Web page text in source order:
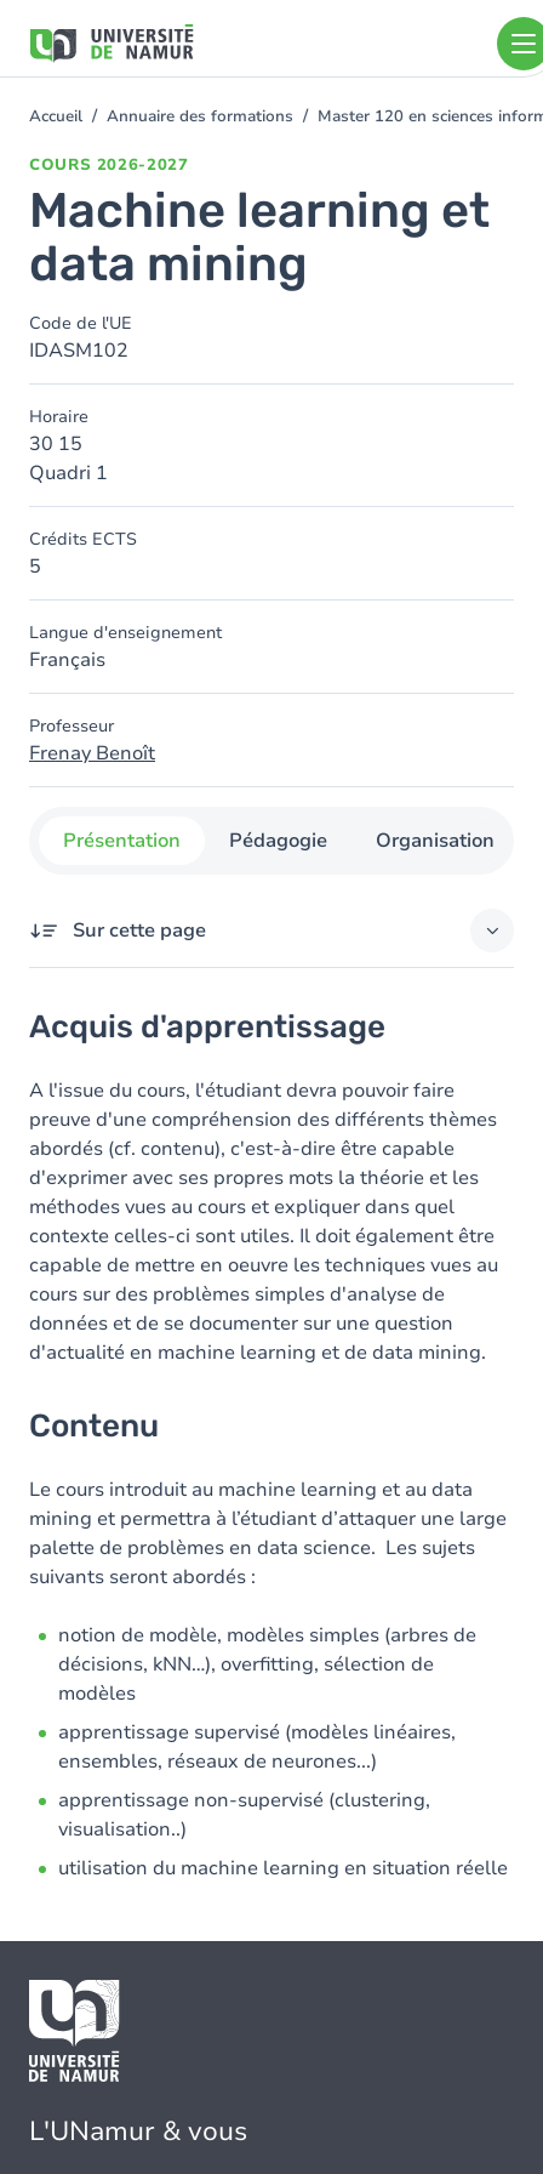
contenu
You
Accueil Annuaire des formations Master 120 en sciences
COURS 2026-2027
Machine learning et
data mining
Code de l'UE
IDASM102
Horaire
30 15
Quadri 1
Crédits ECTS
5
Langue d'enseignement
Français
Professeur
Frenay Benoît
Présentation Pédagogie Organisation
Sur cette page
Contenu
Acquis d'apprentissage
A l'issue du cours, l'étudiant devra pouvoir faire
preuve d'une compréhension des différents thèmes
abordés (cf. contenu), c'est-à-dire être capable
d'exprimer avec ses propres mots la théorie et les
méthodes vues au cours et expliquer dans quel
contexte celles-ci sont utiles. Il doit également être
capable de mettre en oeuvre les techniques vues au
cours sur des problèmes simples d'analyse de
données et de se documenter sur une question
d'actualité en machine learning et de data mining.
Contenu
Le cours introduit au machine learning et au data
mining et permettra à l’étudiant d’attaquer une large
palette de problèmes en data science. Les sujets
suivants seront abordés :
notion de modèle, modèles simples (arbres de
décisions, kNN…), overfitting, sélection de
modèles
apprentissage supervisé (modèles linéaires,
ensembles, réseaux de neurones...)
apprentissage non-supervisé (clustering,
visualisation..)
utilisation du machine learning en situation réelle
L'UNamur & vous